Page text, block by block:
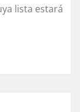
lista estará